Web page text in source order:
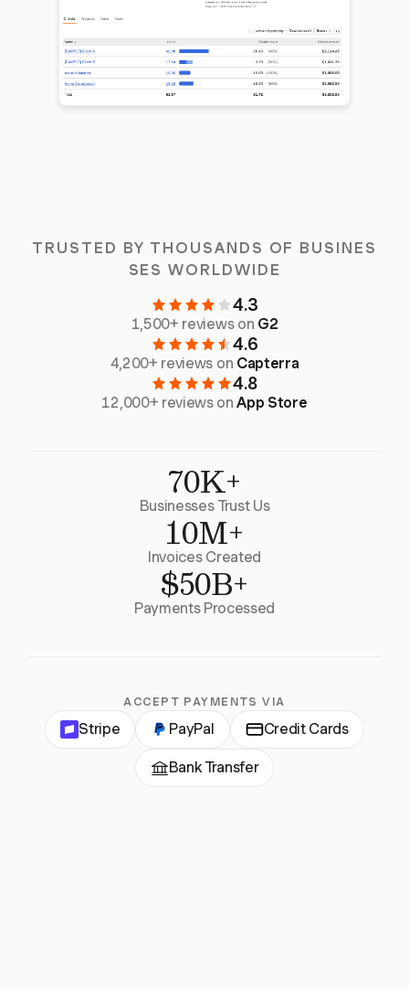
TRUSTED BY THOUSANDS OF BUSINES
SES WORLDWIDE
4.3
1,500+ reviews on G2
4.6
4,200+ reviews on Capterra
4.8
12,000+ reviews onApp Store
70K+
Businesses Trust Us
10M+
Invoices Created
$50B+
Payments Processed
ACCEPT PAYMENTS VIA
Stripe PayPal Credit Cards
Bank Transfer